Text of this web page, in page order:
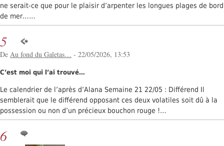
ne serait-ce que pour le plaisir d’arpenter les longues plages de bord
de mer……
5
De Au fond du Galetas… - 22/05/2026, 13:53
C’est moi qui l’ai trouvé…
Le calendrier de l’après d’Alana Semaine 21 22/05 : Différend Il
semblerait que le différend opposant ces deux volatiles soit dû à la
possession ou non d’un précieux bouchon rouge !…
6